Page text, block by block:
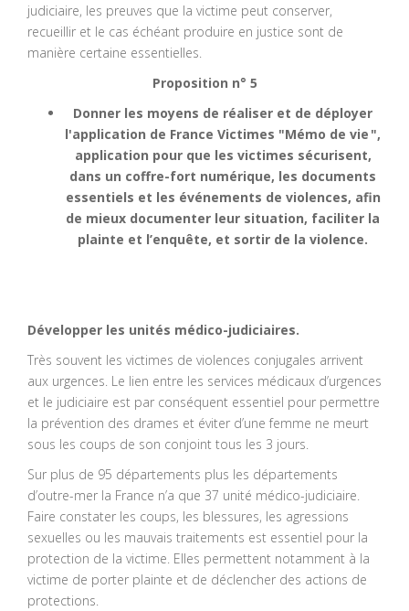
judiciaire, les preuves que la victime peut conserver,
recueillir et le cas échéant produire en justice sont de
manière certaine essentielles.
Proposition n° 5
Donner les moyens de réaliser et de déployer
l'application de France Victimes "Mémo de vie ",
application pour que les victimes sécurisent,
dans un coffre-fort numérique, les documents
essentiels et les événements de violences, afin
de mieux documenter leur situation, faciliter la
plainte et l’enquête, et sortir de la violence.
Développer les unités médico-judiciaires.
Très souvent les victimes de violences conjugales arrivent
aux urgences. Le lien entre les services médicaux d’urgences
et le judiciaire est par conséquent essentiel pour permettre
la prévention des drames et éviter d’une femme ne meurt
sous les coups de son conjoint tous les 3 jours.
Sur plus de 95 départements plus les départements
d’outre-mer la France n’a que 37 unité médico-judiciaire.
Faire constater les coups, les blessures, les agressions
sexuelles ou les mauvais traitements est essentiel pour la
protection de la victime. Elles permettent notamment à la
victime de porter plainte et de déclencher des actions de
protections.